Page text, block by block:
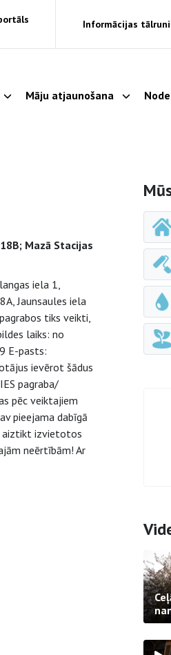
Informācijas
Parādīt apakšizvēlni
Māju atjaunošana Parādīt
Mazā Stacijas
iela 1,
Jaunsaules iela
tiks veikti,
laiks: no
E-pasts:
ievērot šādus
pagraba/
pēc veiktajiem
pieejama dabīgā
aiztikt izvietotos
neērtībām! Ar